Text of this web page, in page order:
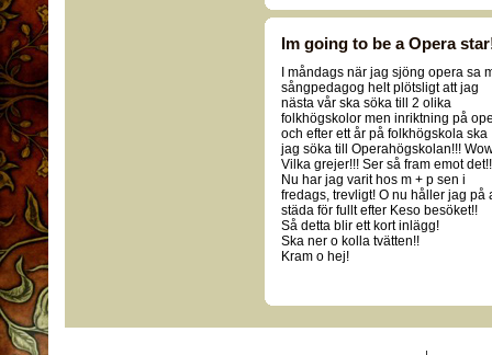
Im going to be a Opera
I måndags när jag sjöng opera sa
sångpedagog helt plötsligt att jag
nästa vår ska söka till 2 olika
folkhögskolor men inriktning på
och efter ett år på folkhögskola ska
jag söka till Operahögskolan!!!
Vilka grejer!!! Ser så fram emot det!!
Nu har jag varit hos m + p sen i
fredags, trevligt! O nu håller jag på
städa för fullt efter Keso besöket!!
Så detta blir ett kort inlägg!
Ska ner o kolla tvätten!!
Kram o hej!